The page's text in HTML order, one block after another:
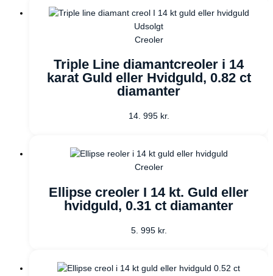
Udsolgt
Creoler
Triple Line diamantcreoler i 14
karat Guld eller Hvidguld, 0.82 ct
diamanter
14. 995 kr.
Creoler
Ellipse creoler I 14 kt. Guld eller
hvidguld, 0.31 ct diamanter
5. 995 kr.